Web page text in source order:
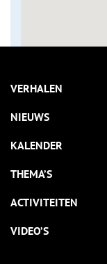
VERHALEN
NIEUWS
KALENDER
THEMA’S
ACTIVITEITEN
VIDEO’S